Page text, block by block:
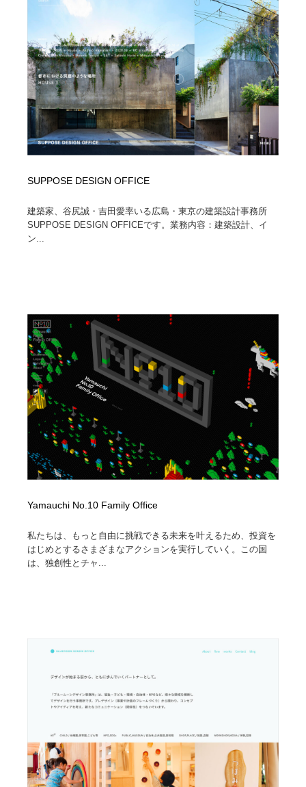
求人・採用・転職・就職・人材紹介
健康・医療・福祉・病院・歯医者・製薬・薬品
健康・医療・福祉・病院・歯医者・製薬・薬品
200
金融・銀行・投資・保険・M&A・商社
金融・銀行・投資・保険・M&A・商社
78
起業・事業支援・ボランティア・NPO
起業・事業支援・ボランティア・NPO
8
教育・スクール・保育・幼稚園・小中高・大学・専門学
教育・スクール・保育・幼稚園・小中高・大学・専門学
システム開発・IT・決済・アプリ・ソフトウェア
システム開発・IT・決済・アプリ・ソフトウェア
99
テクノロジー・AI・人工知能・スマートホーム・オンラ
テクノロジー・AI・人工知能・スマートホーム・オンラ
イン
日本伝統：着物・織物・舞踊・歌舞伎・茶道・華道・書
道
ル・ダンス
音楽・アーティスト・楽器・舞台・演劇・ミュージカ
ル・ダンス
152
芸能人・俳優・女優・タレント・モデル・芸能事務所
芸能人・俳優・女優・タレント・モデル・芸能事務所
42
キャンペーン・イベント・ワークショップ・コンペティ
ション
キャンペーン・イベント・ワークショップ・コンペティ
マッチングサービス
マッチングサービス
アート・芸術・美術館・美術展・博物館・ギャラリー
アート・芸術・美術館・美術展・博物館・ギャラリー
383
鉛筆画・木炭画・デッサン・クロッキー
鉛筆画・木炭画・デッサン・クロッキー
グラフィティ・Graffiti・ストリートアート
グラフィティ・Graffiti・ストリートアート
GWD スタッフお気に入り
Drawing Software / お絵かきソフト・アプリ・ブラシ
ニュース・マガジン・メディア・SNS・YouTube 346
SUPPOSE DESIGN OFFICE
建築家、谷尻誠・吉田愛率いる広島・東京の建築設計事務所
SUPPOSE DESIGN OFFICEです。業務内容：建築設計、イ
ン...
Yamauchi No.10 Family Office
私たちは、もっと自由に挑戦できる未来を叶えるため、投資を
はじめとするさまざまなアクションを実行していく。この国
は、独創性とチャ...